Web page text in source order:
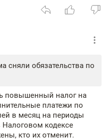
сняли обязательства по
повышенный налог на
платежи по
в месяц на периоды
Налоговом кодексе
кто их отменит.